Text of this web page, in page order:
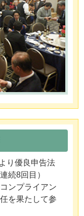
り優良申告法
続8回目）
ンプライアン
を果たして参